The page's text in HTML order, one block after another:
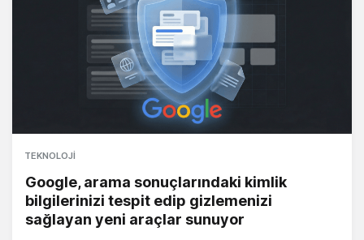
TEKNOLOJI
Google, arama sonuçlarındaki kimlik
bilgilerinizi tespit edip gizlemenizi
sağlayan yeni araçlar sunuyor